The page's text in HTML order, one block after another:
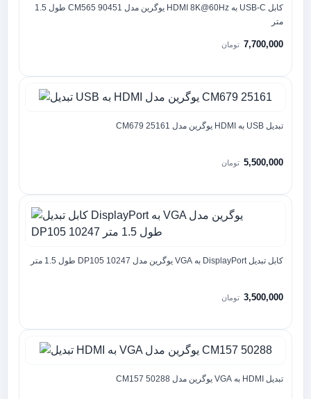
کابل USB-C به HDMI 8K@60Hz یوگرین مدل CM565 90451 طول 1.5
متر
7,700,000 تومان
تبدیل USB به HDMI یوگرین مدل CM679 25161
5,500,000 تومان
کابل تبدیل DisplayPort به VGA یوگرین مدل DP105 10247 طول 1.5 متر
3,500,000 تومان
تبدیل HDMI به VGA یوگرین مدل CM157 50288